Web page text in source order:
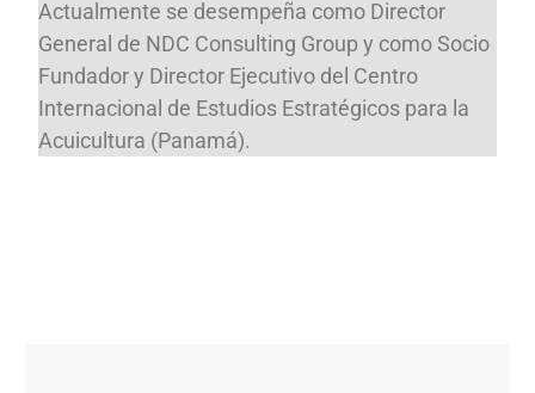
Actualmente se desempeña como Director
General de NDC Consulting Group y como Socio
Fundador y Director Ejecutivo del Centro
Internacional de Estudios Estratégicos para la
Acuicultura (Panamá).